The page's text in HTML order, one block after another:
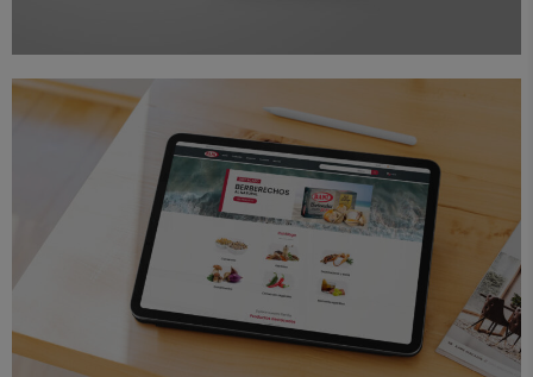
Diseño Proyectos
Conservas Dani